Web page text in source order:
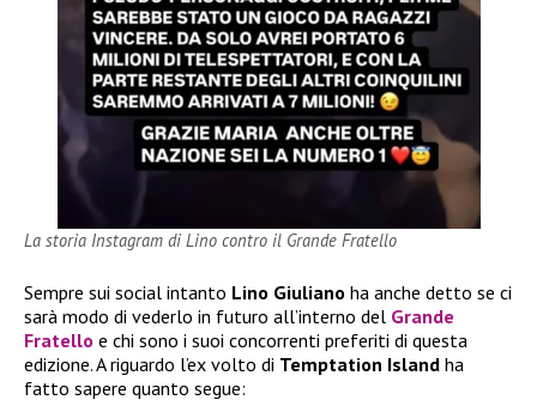
La storia Instagram di Lino contro il Grande Fratello
Sempre sui social intanto Lino Giuliano ha anche detto se ci
sarà modo di vederlo in futuro all’interno del Grande
Fratello e chi sono i suoi concorrenti preferiti di questa
edizione. A riguardo l’ex volto di Temptation Island ha
fatto sapere quanto segue: